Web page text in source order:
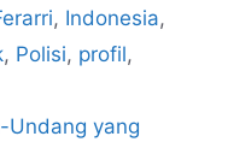
, Indonesia,
, Polisi, profil,
Undang yang